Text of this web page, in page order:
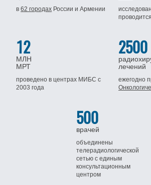
в62 городах Россиии Армении
проводится
12
МЛН
МРТ
проведено в центрах МИБСс
2003 года
2500
лечений
ежегодно
500
врачей
объединены
телерадиологической
сетью с единым
консультационным
центром